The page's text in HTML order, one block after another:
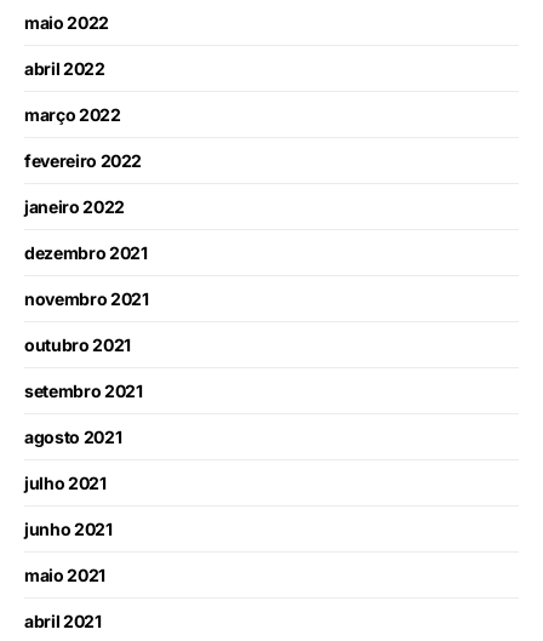
maio 2022
abril 2022
março 2022
fevereiro 2022
janeiro 2022
dezembro 2021
novembro 2021
outubro 2021
setembro 2021
agosto 2021
julho 2021
junho 2021
maio 2021
abril 2021